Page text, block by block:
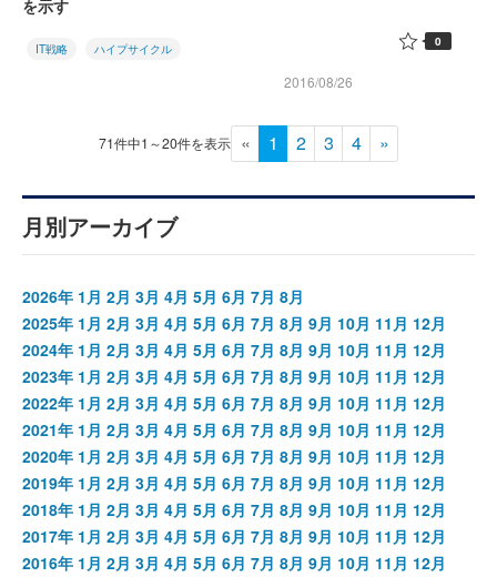
を示す
IT戦略 ハイプサイクル
2016/08/26
0
71件中1～20件を表示 « 1 2 3 4 »
月別アーカイブ
2026年 1月 2月 3月 4月 5月 6月 7月 8月
2025年 1月 2月 3月 4月 5月 6月 7月 8月 9月 10月 11月 12月
2024年 1月 2月 3月 4月 5月 6月 7月 8月 9月 10月 11月 12月
2023年 1月 2月 3月 4月 5月 6月 7月 8月 9月 10月 11月 12月
2022年 1月 2月 3月 4月 5月 6月 7月 8月 9月 10月 11月 12月
2021年 1月 2月 3月 4月 5月 6月 7月 8月 9月 10月 11月 12月
2020年 1月 2月 3月 4月 5月 6月 7月 8月 9月 10月 11月 12月
2019年 1月 2月 3月 4月 5月 6月 7月 8月 9月 10月 11月 12月
2018年 1月 2月 3月 4月 5月 6月 7月 8月 9月 10月 11月 12月
2017年 1月 2月 3月 4月 5月 6月 7月 8月 9月 10月 11月 12月
2016年 1月 2月 3月 4月 5月 6月 7月 8月 9月 10月 11月 12月